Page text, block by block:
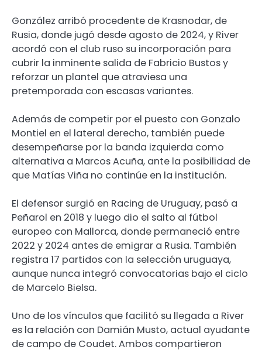
González arribó procedente de Krasnodar, de
Rusia, donde jugó desde agosto de 2024, y River
acordó con el club ruso su incorporación para
cubrir la inminente salida de Fabricio Bustos y
reforzar un plantel que atraviesa una
pretemporada con escasas variantes.
Además de competir por el puesto con Gonzalo
Montiel en el lateral derecho, también puede
desempeñarse por la banda izquierda como
alternativa a Marcos Acuña, ante la posibilidad de
que Matías Viña no continúe en la institución.
El defensor surgió en Racing de Uruguay, pasó a
Peñarol en 2018 y luego dio el salto al fútbol
europeo con Mallorca, donde permaneció entre
2022 y 2024 antes de emigrar a Rusia. También
registra 17 partidos con la selección uruguaya,
aunque nunca integró convocatorias bajo el ciclo
de Marcelo Bielsa.
Uno de los vínculos que facilitó su llegada a River
es la relación con Damián Musto, actual ayudante
de campo de Coudet. Ambos compartieron